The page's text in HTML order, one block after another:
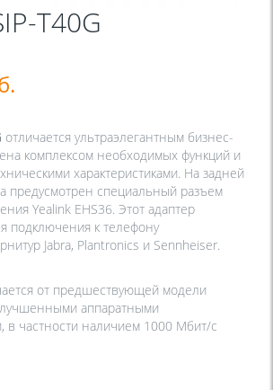
T40G
отличается ультраэлегантным бизнес-
комплексом необходимых функций и
характеристиками. На задней
предусмотрен специальный разъем
Yealink EHS36. Этот адаптер
подключения к телефону
Jabra, Plantronics и Sennheiser.
от предшествующей модели
аппаратными
в частности наличием 1000 Мбит/с